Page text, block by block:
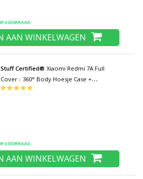
VOORRAAD
AAN WINKELWAGEN
Stuff Certified® Xiaomi Redmi 7A Full
Cover - 360° Body Hoesje Case +
Screenprotector Tempered Glass Goud
VOORRAAD
AAN WINKELWAGEN